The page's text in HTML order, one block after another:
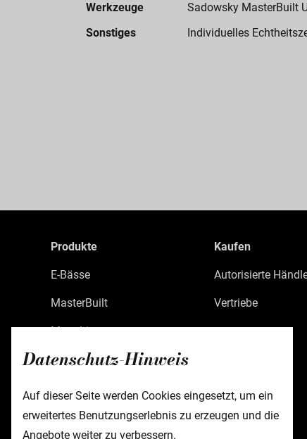
Datenschutz-Hinweis
Auf dieser Seite werden Cookies eingesetzt, um ein
erweitertes Benutzungserlebnis zu erzeugen und die
Angebote weiter zu verbessern.
Werkzeuge
Sadowsky MasterBuilt
Sonstiges
Individuelles
Produkte
E-Bässe
MasterBuilt
MetroLine
MetroExpress
Custom Shop
Kaufen
Autorisierte
Vertriebe